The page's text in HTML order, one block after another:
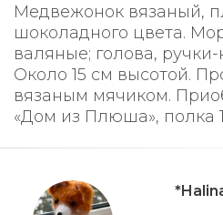
Медвежонок вязаный,
шоколадного цвета.
валяные; голова,
Около 15 см высотой.
вязаным мячиком.
«Дом из Плюша», полка